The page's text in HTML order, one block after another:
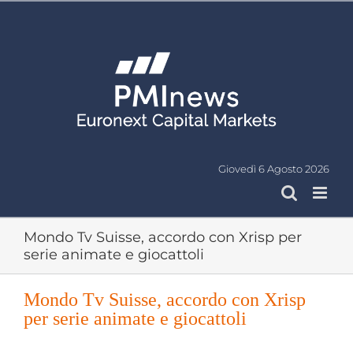
Giovedì 6 Agosto 2026
Mondo Tv Suisse, accordo con Xrisp per
serie animate e giocattoli
Mondo Tv Suisse, accordo con Xrisp
per serie animate e giocattoli